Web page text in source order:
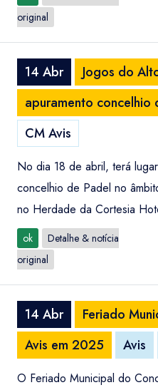
original
14 Abr
Jogos do
apuramento concelhio
CM Avis
No dia 18 de abril, terá
concelhio de Padel no
no Herdade da Cortesia
ok
Detalhe & notícia
original
14 Abr
Feriado
Avis em 2025
Avis
O Feriado Municipal do